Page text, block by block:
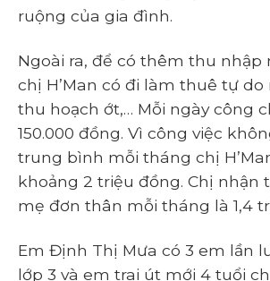
ruộng của gia đình.
Ngoài ra, để có thêm thu nhập
chị H’Man có đi làm thuê tự do
thu hoạch ớt,… Mỗi ngày công
150.000 đồng. Vì công việc
trung bình mỗi tháng chị
khoảng 2 triệu đồng. Chị nhận
mẹ đơn thân mỗi tháng là 1,4
Em Định Thị Mưa có 3 em lần
lớp 3 và em trai út mới 4 tuổi